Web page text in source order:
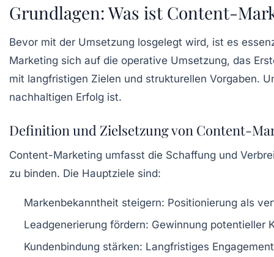
Grundlagen: Was ist Content-
Bevor mit der Umsetzung losgelegt wird, ist es
Marketing sich auf die operative Umsetzung, das
mit langfristigen Zielen und strukturellen Vorgaben.
nachhaltigen Erfolg ist.
Definition und Zielsetzung von Content-
Content-Marketing umfasst die Schaffung und
zu binden. Die Hauptziele sind:
Markenbekanntheit steigern: Positionierung als
Leadgenerierung fördern: Gewinnung potentieller
Kundenbindung stärken: Langfristiges